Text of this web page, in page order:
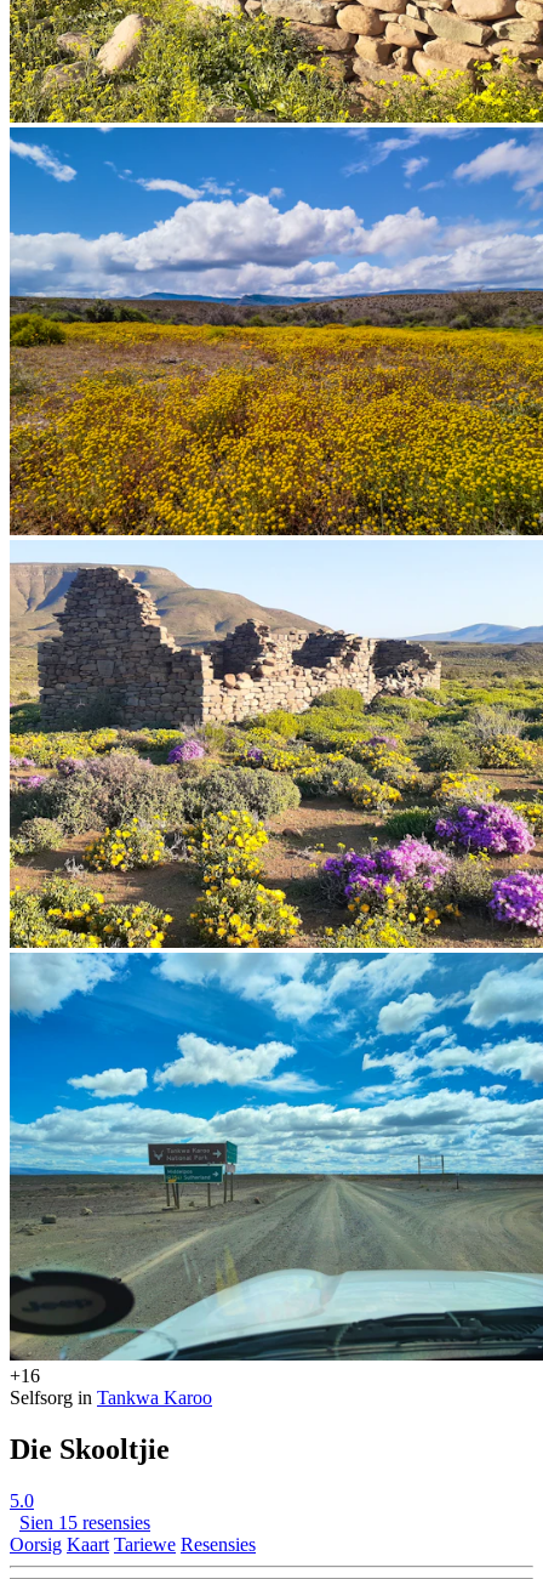
+16
Selfsorg in Tankwa Karoo
Die Skooltjie
5.0
Sien 15 resensies
Oorsig Kaart Tariewe Resensies